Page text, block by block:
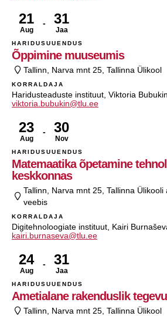
21
Aug
31
Jaa
HARIDUSUUENDUS
Õppimine muuseumis
Tallinn, Narva mnt 25, Tallinna Ülikool
KORRALDAJA
Haridusteaduste instituut, Viktoria
viktoria.bubukin@tlu.ee
23
Aug
30
Nov
HARIDUSUUENDUS
Matemaatika õpetamine
keskkonnas
Tallinn, Narva mnt 25, Tallinna
veebis
KORRALDAJA
Digitehnoloogiate instituut, Kairi
kairi.burnaseva@tlu.ee
24
Aug
31
Jaa
HARIDUSUUENDUS
Ametialane rakenduslik
Tallinn, Narva mnt 25, Tallinna Ülikool